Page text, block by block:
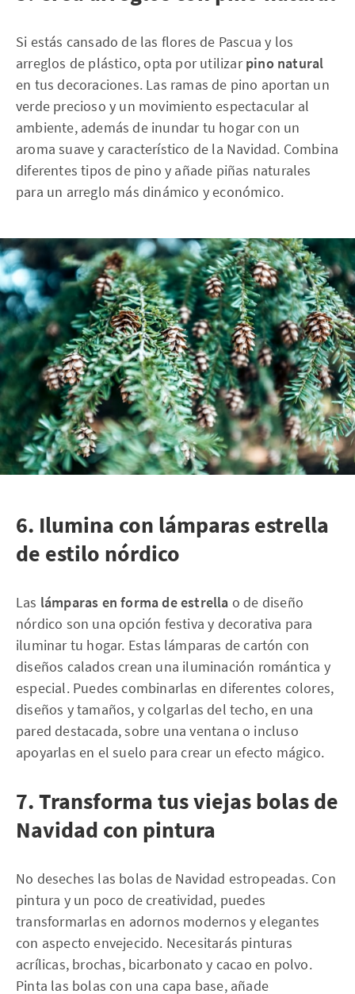
Si estás cansado de las flores de Pascua y los
arreglos de plástico, opta por utilizarpino natural
en tus decoraciones. Las ramas de pino aportan un
verde precioso y un movimiento espectacular al
ambiente, además de inundar tu hogar con un
aroma suave y característico de la Navidad. Combina
diferentes tipos de pino y añade piñas naturales
para un arreglo más dinámico y económico.
6. Ilumina con lámparas estrella
de estilo nórdico
Las lámparas en forma de estrella o de diseño
nórdico son una opción festiva y decorativa para
iluminar tu hogar. Estas lámparas de cartón con
diseños calados crean una iluminación romántica y
especial. Puedes combinarlas en diferentes colores,
diseños y tamaños, y colgarlas del techo, en una
pared destacada, sobre una ventana o incluso
apoyarlas en el suelo para crear un efecto mágico.
7. Transforma tus viejas bolas de
Navidad con pintura
No deseches las bolas de Navidad estropeadas. Con
pintura y un poco de creatividad, puedes
transformarlas en adornos modernos y elegantes
con aspecto envejecido. Necesitarás pinturas
acrílicas, brochas, bicarbonato y cacao en polvo.
Pinta las bolas con una capa base, añade